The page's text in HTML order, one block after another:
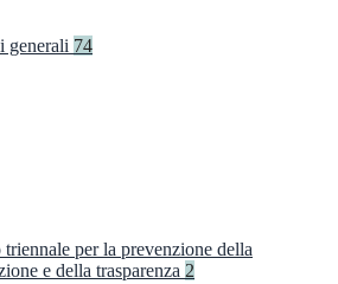
generali 74
triennale per la prevenzione della
e della trasparenza 2